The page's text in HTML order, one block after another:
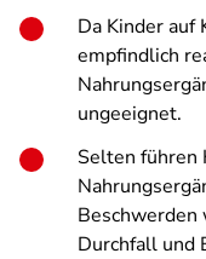
Da Kinder auf
empfindlich
ungeeignet.
Selten führen
Beschwerden
Durchfall und